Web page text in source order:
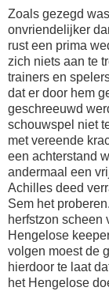
Zoals gezegd
onvriendelijker
rust een prima
zich niets aan te
trainers en
dat er door hem
geschreeuwd
schouwspel niet
met vereende
een achterstand
andermaal een
Achilles deed
Sem het
herfstzon scheen
Hengelose
volgen moest de
hierdoor te laat
het Hengelose